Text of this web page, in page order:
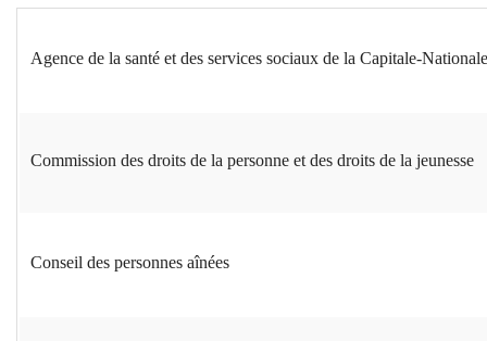
Agence de la santé et des services sociaux de la Capitale-Nationale
Commission des droits de la personne et des droits de la jeunesse
Conseil des personnes aînées